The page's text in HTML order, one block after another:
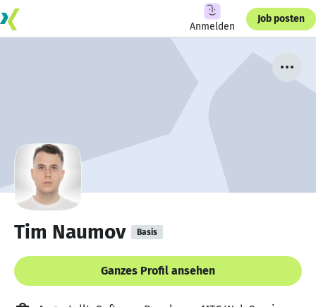
Anmelden
Job posten
Tim Naumov Basis
Ganzes Profil ansehen